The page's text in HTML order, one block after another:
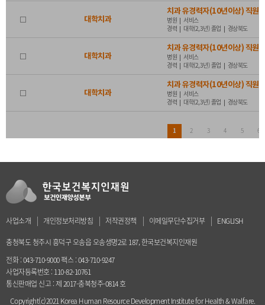
대학치과
치과 유경력자(10년이상) 직원
병원
서비스
경력
대학(2,3년) 졸업 경상북도
대학치과
치과 유경력자(10년이상) 직원
병원
서비스
경력
대학(2,3년) 졸업 경상북도
대학치과
치과 유경력자(10년이상) 직원
병원
서비스
경력
대학(2,3년) 졸업 경상북도
1 2 3 4 5 6
사업소개 개인정보처리방침 저작권정책 이메일무단수집거부
ENGLISH
충청북도 청주시 흥덕구 오송읍 오송생명2로 187, 한국보건복지인재원
전화 : 043-710-9000 팩스 : 043-710-9247
사업자등록번호 : 110-82-10761
통신판매업 신고 : 제 2017-충북청주-0814 호
Copyright(c)2021 Korea Human Resource Development Institute for Health & Walfare.